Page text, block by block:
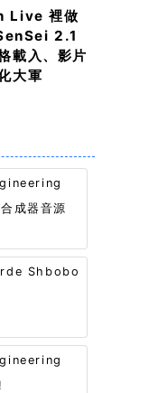
Live 裡做
2.1
載入、影片
大軍
成器音源
Shbobo